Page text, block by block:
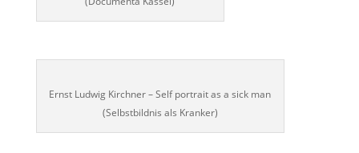
Ernst Ludwig Kirchner – Self portrait as a sick man
(Selbstbildnis als Kranker)